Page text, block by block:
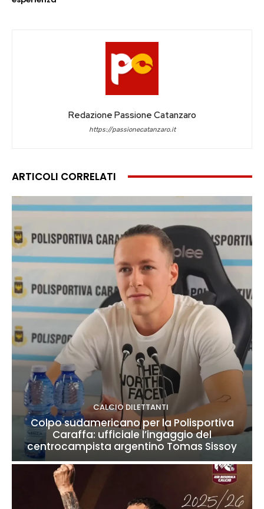
Redazione Passione Catanzaro
https://passionecatanzaro.it
ARTICOLI CORRELATI
CALCIO DILETTANTI
Colpo sudamericano per la Polisportiva
Caraffa: ufficiale l’ingaggio del
centrocampista argentino Tomas Sissoy